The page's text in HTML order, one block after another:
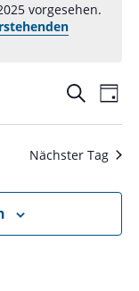
vorgesehen.
SucheTag
Nächster Tag